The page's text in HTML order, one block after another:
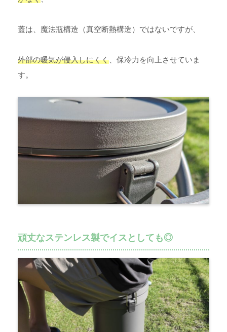
蓋は、魔法瓶構造（真空断熱構造）ではないですが、
外部の暖気が侵入しにくく 、保冷力を向上させていま
す。
頑丈なステンレス製でイスとしても◎